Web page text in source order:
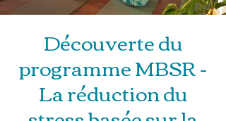
Découverte du
programme MBSR -
La réduction du